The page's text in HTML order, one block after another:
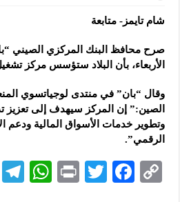
شام تايمز- متابعة
صرح محافظ البنك المركزي الصيني
الأربعاء، بأن البلاد ستؤسس مركز
وقال “بان” في منتدى لوجياتسوي
الصين:” إن المركز سيهدف إلى تعزيز
وتطوير خدمات الأسواق المالية ودعم
الرقمي”.
C
F
T
P
W